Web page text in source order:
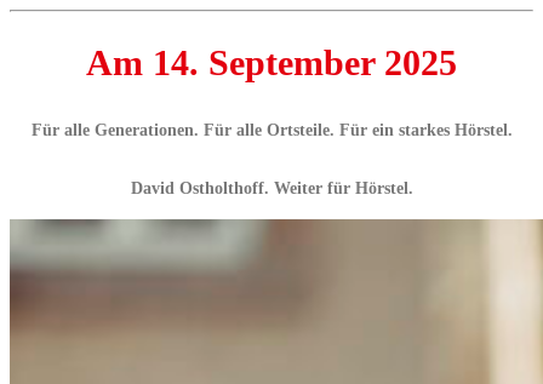
Am 14. September 2025
Für alle Generationen. Für alle Ortsteile. Für ein starkes Hörstel.
David Ostholthoff. Weiter für Hörstel.